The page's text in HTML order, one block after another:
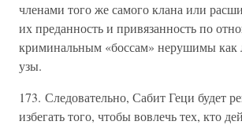
членами того же самого клана или
их преданность и привязанность по
криминальным «боссам» нерушимы
узы.
173. Следовательно, Сабит Геци будет
избегать того, чтобы вовлечь тех, кто